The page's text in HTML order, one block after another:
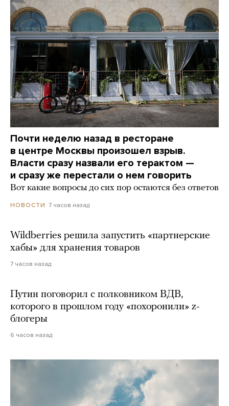
Почти неделю назад в ресторане
в центре Москвы произошел взрыв.
Власти сразу назвали его терактом —
и сразу же перестали о нем говорить
Вот какие вопросы до сих пор остаются без ответов
НОВОСТИ 7 часов назад
Wildberries решила запустить «партнерские
хабы» для хранения товаров
7 часов назад
Путин поговорил с полковником ВДВ,
которого в прошлом году «похоронили» z-
блогеры
6 часов назад